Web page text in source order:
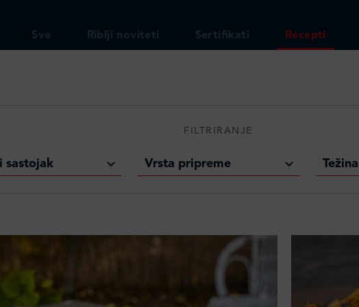
Sve Riblji noviteti Sertifikati Recepti
FILTRIRANJE
sastojak Vrsta pripreme